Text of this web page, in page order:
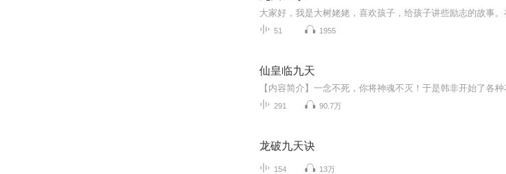
51 1955
仙皇临九天
291 90.7万
龙破九天诀
154 13万